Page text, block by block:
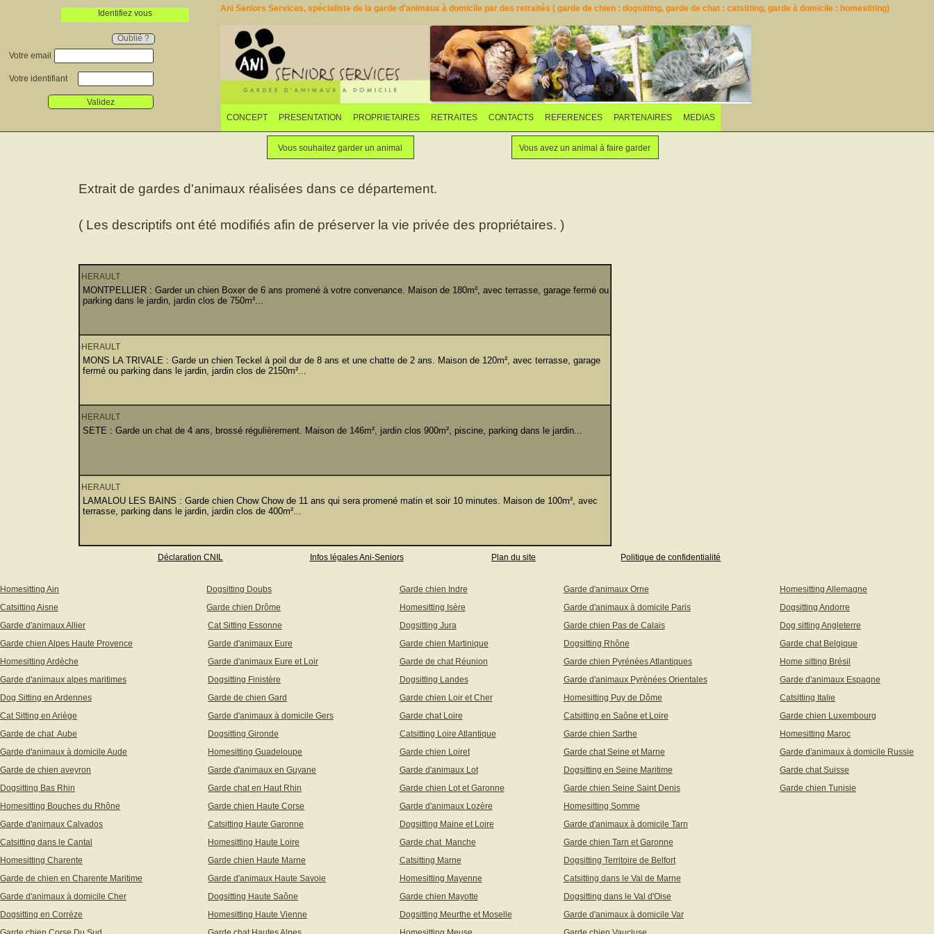
Identifiez vous
Oublié ?
Votre email
Votre identifiant
Validez
Ani Seniors Services, spécialiste de la garde d'animaux à domicile par des retraités ( garde de chien : dogsitting, garde de chat : catsitting, garde à domicile : homesitting)
CONCEPT PRESENTATION PROPRIETAIRES
Faites garder votre animal
RETRAITES
Vous souhaitez garder un animal
CONTACTS REFERENCES PARTENAIRES MEDIAS
Vous souhaitez garder un animal Vous avez un animal à faire garder
Extrait de gardes d'animaux réalisées dans ce département.
( Les descriptifs ont été modifiés afin de préserver la vie privée des propriétaires. )
HERAULT
MONTPELLIER : Garder un chien Boxer de 6 ans promené à votre convenance. Maison de 180m², avec terrasse, garage fermé ou
parking dans le jardin, jardin clos de 750m²...
HERAULT
MONS LA TRIVALE : Garde un chien Teckel à poil dur de 8 ans et une chatte de 2 ans. Maison de 120m², avec terrasse, garage
fermé ou parking dans le jardin, jardin clos de 2150m²...
HERAULT
SETE : Garde un chat de 4 ans, brossé régulièrement. Maison de 146m², jardin clos 900m², piscine, parking dans le jardin...
HERAULT
LAMALOU LES BAINS : Garde chien Chow Chow de 11 ans qui sera promené matin et soir 10 minutes. Maison de 100m², avec
terrasse, parking dans le jardin, jardin clos de 400m²...
Déclaration CNIL Infos légales Ani-Seniors Plan du site Politique de confidentialité
Homesitting Ain Dogsitting Doubs Garde chien Indre Garde d'animaux Orne
Homesitting Allemagne
Catsitting Aisne
Garde chien Drôme Homesitting Isère Garde d'animaux à domicile Paris
Dogsitting Andorre
Garde d'animaux Allier
Cat Sitting Essonne Dogsitting Jura Garde chien Pas de Calais
Dog sitting Angleterre
Garde chien Alpes Haute Provence
Garde d'animaux Eure Garde chien Martinique Dogsitting Rhône
Garde chat Belgique
Homesitting Ardèche
Garde d'animaux Eure et Loir Garde de chat Réunion Garde chien Pyrénées Atlantiques
Home sitting Brésil
Garde d'animaux alpes maritimes
Dogsitting Finistère Dogsitting Landes Garde d'animaux Pyrénées Orientales
Garde d'animaux Espagne
Dog Sitting en Ardennes
Garde de chien Gard Garde chien Loir et Cher Homesitting Puy de Dôme
Catsitting Italie
Cat Sitting en Ariège
Garde d'animaux à domicile Gers Garde chat Loire Catsitting en Saône et Loire
Garde chien Luxembourg
Garde de chat Aube
Dogsitting Gironde Catsitting Loire Atlantique Garde chien Sarthe
Homesitting Maroc
Garde d'animaux à domicile Aude
Homesitting Guadeloupe Garde chien Loiret Garde chat Seine et Marne
Garde d'animaux à domicile Russie
Garde de chien aveyron
Garde d'animaux en Guyane Garde d'animaux Lot Dogsitting en Seine Maritime
Garde chat Suisse
Dogsitting Bas Rhin
Garde chat en Haut Rhin Garde chien Lot et Garonne Garde chien Seine Saint Denis
Garde chien Tunisie
Homesitting Bouches du Rhône
Garde chien Haute Corse Garde d'animaux Lozère
Homesitting Somme
Garde d'animaux Calvados
Catsitting Haute Garonne Dogsitting Maine et Loire
Garde d'animaux à domicile Tarn
Catsitting dans le Cantal
Homesitting Haute Loire Garde chat Manche
Garde chien Tarn et Garonne
Homesitting Charente
Garde chien Haute Marne Catsitting Marne
Dogsitting Territoire de Belfort
Garde de chien en Charente Maritime
Garde d'animaux Haute Savoie Homesitting Mayenne
Catsitting dans le Val de Marne
Garde d'animaux à domicile Cher
Dogsitting Haute Saône Garde chien Mayotte
Dogsitting dans le Val d'Oise
Dogsitting en Corrèze
Homesitting Haute Vienne Dogsitting Meurthe et Moselle
Garde d'animaux à domicile Var